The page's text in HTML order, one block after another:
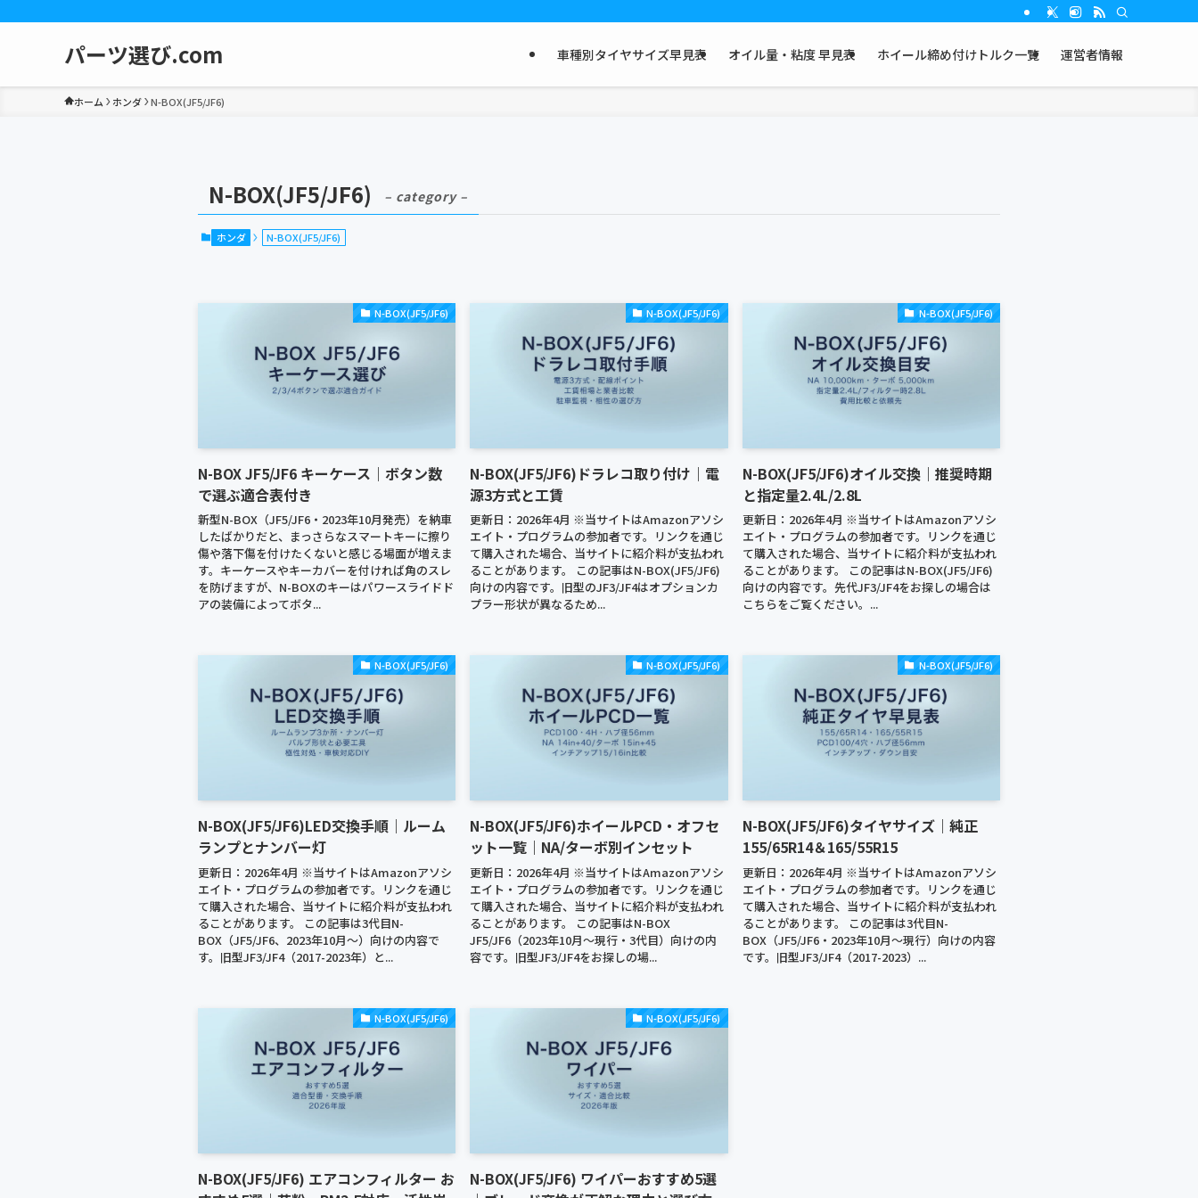
パーツ選び.com 車種別タイヤサイズ早見表 オイル量・粘度 早見表 ホイール締め付けトルク一覧 運営者情報
ホーム ホンダ N-BOX(JF5/JF6)
N-BOX(JF5/JF6) – category –
ホンダ N-BOX(JF5/JF6)
N-BOX(JF5/JF6)
N-BOX JF5/JF6 キーケース｜ボタン数
で選ぶ適合表付き
新型N-BOX（JF5/JF6・2023年10月発売）を納車
したばかりだと、まっさらなスマートキーに擦り
傷や落下傷を付けたくないと感じる場面が増えま
す。キーケースやキーカバーを付ければ角のスレ
を防げますが、N-BOXのキーはパワースライドド
アの装備によってボタ...
N-BOX(JF5/JF6)
N-BOX(JF5/JF6)ドラレコ取り付け｜電
源3方式と工賃
更新日：2026年4月 ※当サイトはAmazonアソシ
エイト・プログラムの参加者です。リンクを通じ
て購入された場合、当サイトに紹介料が支払われ
ることがあります。 この記事はN-BOX(JF5/JF6)
向けの内容です。旧型のJF3/JF4はオプションカ
プラー形状が異なるため...
N-BOX(JF5/JF6)
N-BOX(JF5/JF6)オイル交換｜推奨時期
と指定量2.4L/2.8L
更新日：2026年4月 ※当サイトはAmazonアソシ
エイト・プログラムの参加者です。リンクを通じ
て購入された場合、当サイトに紹介料が支払われ
ることがあります。 この記事はN-BOX(JF5/JF6)
向けの内容です。先代JF3/JF4をお探しの場合は
こちらをご覧ください。...
N-BOX(JF5/JF6)
N-BOX(JF5/JF6)LED交換手順｜ルーム
ランプとナンバー灯
更新日：2026年4月 ※当サイトはAmazonアソシ
エイト・プログラムの参加者です。リンクを通じ
て購入された場合、当サイトに紹介料が支払われ
ることがあります。 この記事は3代目N-
BOX（JF5/JF6、2023年10月〜）向けの内容で
す。旧型JF3/JF4（2017-2023年）と...
N-BOX(JF5/JF6)
N-BOX(JF5/JF6)ホイールPCD・オフセ
ット一覧｜NA/ターボ別インセット
更新日：2026年4月 ※当サイトはAmazonアソシ
エイト・プログラムの参加者です。リンクを通じ
て購入された場合、当サイトに紹介料が支払われ
ることがあります。 この記事はN-BOX
JF5/JF6（2023年10月〜現行・3代目）向けの内
容です。旧型JF3/JF4をお探しの場...
N-BOX(JF5/JF6)
N-BOX(JF5/JF6)タイヤサイズ｜純正
155/65R14＆165/55R15
更新日：2026年4月 ※当サイトはAmazonアソシ
エイト・プログラムの参加者です。リンクを通じ
て購入された場合、当サイトに紹介料が支払われ
ることがあります。 この記事は3代目N-
BOX（JF5/JF6・2023年10月〜現行）向けの内容
です。旧型JF3/JF4（2017-2023）...
N-BOX(JF5/JF6)
N-BOX(JF5/JF6) エアコンフィルター お
N-BOX(JF5/JF6)
N-BOX(JF5/JF6) ワイパーおすすめ5選